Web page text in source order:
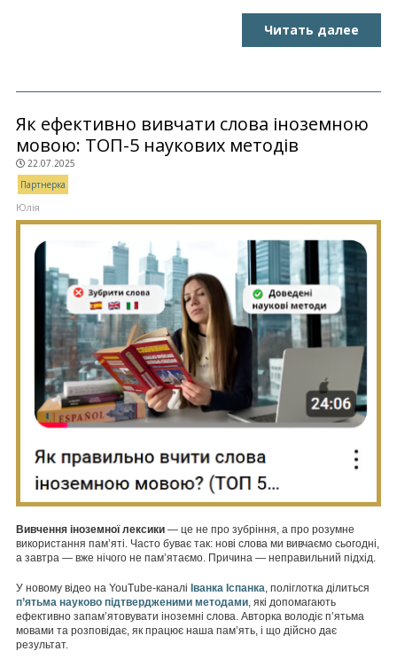
Читать далее
Як ефективно вивчати слова іноземною
мовою: ТОП-5 наукових методів
22.07.2025
Партнерка
Юлія
Вивчення іноземної лексики — це не про зубріння, а про розумне
використання пам’яті. Часто буває так: нові слова ми вивчаємо сьогодні,
а завтра — вже нічого не пам’ятаємо. Причина — неправильний підхід.
У новому відео на YouTube-каналі Іванка Іспанка , поліглотка ділиться
п’ятьма науково підтвердженими методами , які допомагають
ефективно запам’ятовувати іноземні слова. Авторка володіє п’ятьма
мовами та розповідає, як працює наша памʼять, і що дійсно дає
результат.